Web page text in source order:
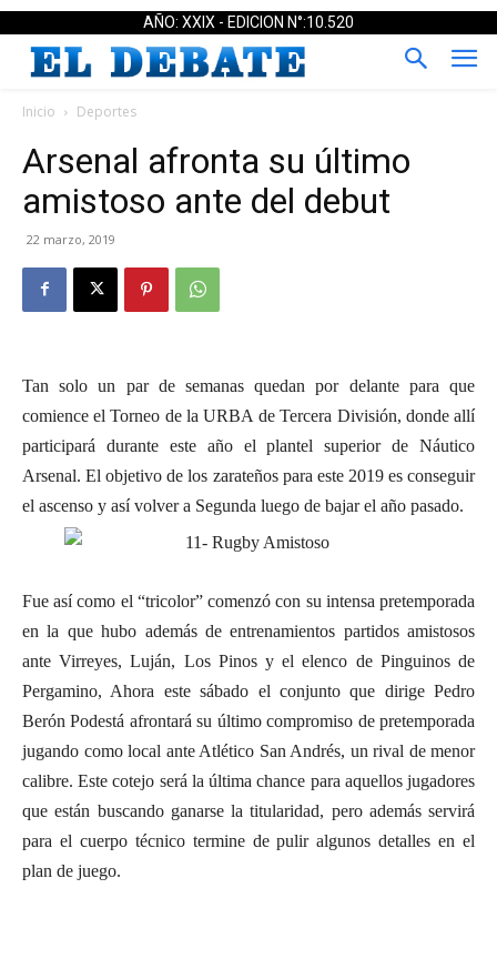
AÑO: XXIX - EDICION N°:10.520
Inicio Deportes
Arsenal afronta su último
amistoso ante del debut
22 marzo, 2019
Tan solo un par de semanas quedan por delante para que
comience el Torneo de la URBA de Tercera División, donde allí
participará durante este año el plantel superior de Náutico
Arsenal. El objetivo de los zarateños para este 2019 es conseguir
el ascenso y así volver a Segunda luego de bajar el año pasado.
Fue así como el “tricolor” comenzó con su intensa pretemporada
en la que hubo además de entrenamientos partidos amistosos
ante Virreyes, Luján, Los Pinos y el elenco de Pinguinos de
Pergamino, Ahora este sábado el conjunto que dirige Pedro
Berón Podestá afrontará su último compromiso de pretemporada
jugando como local ante Atlético San Andrés, un rival de menor
calibre. Este cotejo será la última chance para aquellos jugadores
que están buscando ganarse la titularidad, pero además servirá
para el cuerpo técnico termine de pulir algunos detalles en el
plan de juego.